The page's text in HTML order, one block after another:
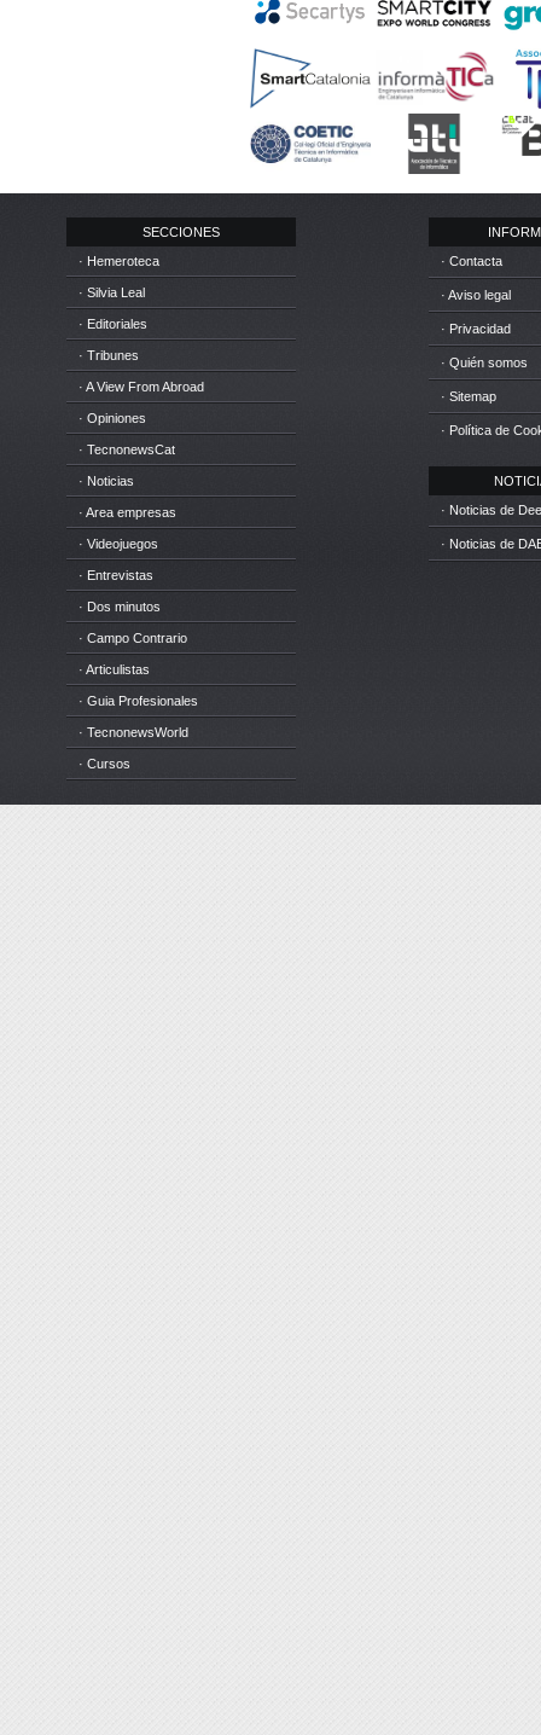
SECCIONES
· Hemeroteca
· Silvia Leal
· Editoriales
· Tribunes
· A View From Abroad
· Opiniones
· TecnonewsCat
· Noticias
· Area empresas
· Videojuegos
· Entrevistas
· Dos minutos
· Campo Contrario
· Articulistas
· Guia Profesionales
· TecnonewsWorld
· Cursos
· Contacta
· Aviso legal
· Privacidad
· Quién somos
· Sitemap
· Política de
· Noticias de
· Noticias de